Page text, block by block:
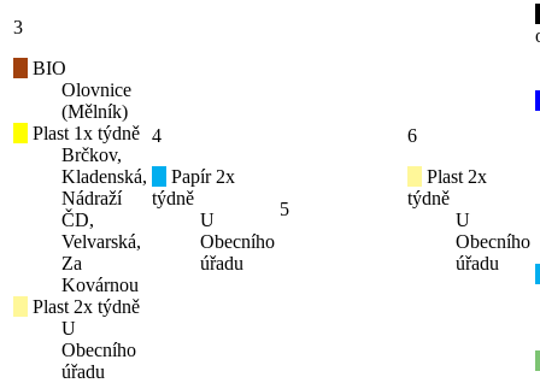
3
BIO
Olovnice
(Mělník)
Plast 1x týdně
Brčkov,
Kladenská,
Nádraží
ČD,
Velvarská,
Za
Kovárnou
Plast 2x týdně
U
Obecního
úřadu
4
Papír 2x
týdně
U
Obecního
úřadu
5
6
Plast 2x
týdně
U
Obecního
úřadu